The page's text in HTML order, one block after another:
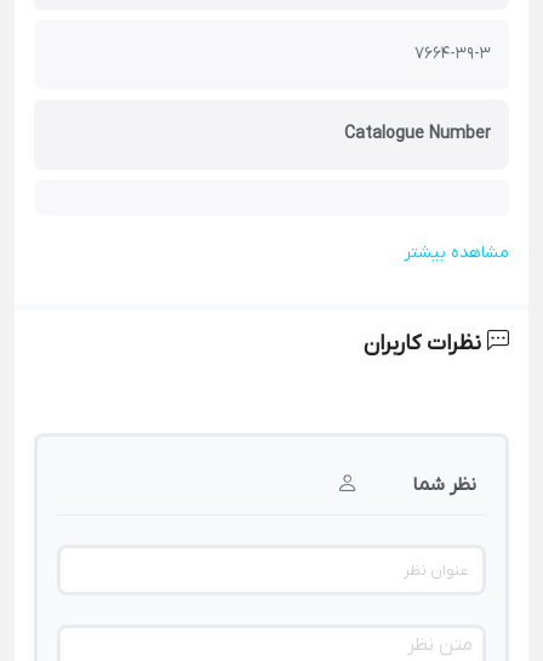
7664-39-3
Catalogue Number
مشاهده بیشتر
نظرات کاربران
نظر شما